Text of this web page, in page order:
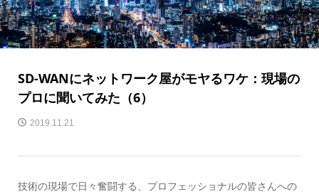
SD-WANにネットワーク屋がモヤるワケ：現場の
プロに聞いてみた（6）
2019.11.21
技術の現場で日々奮闘する、プロフェッショナルの皆さんへの